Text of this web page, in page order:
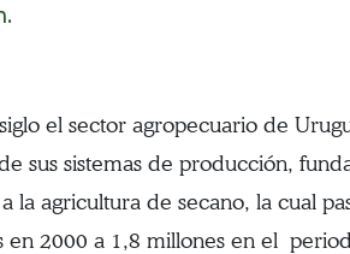
el sector agropecuario de
sus sistemas de producción,
la agricultura de secano, la cual
en 2000 a 1,8 millones en el